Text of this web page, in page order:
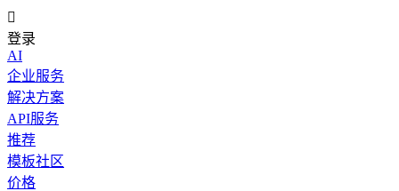

登录
AI
企业服务
解决方案
API服务
推荐
模板社区
价格